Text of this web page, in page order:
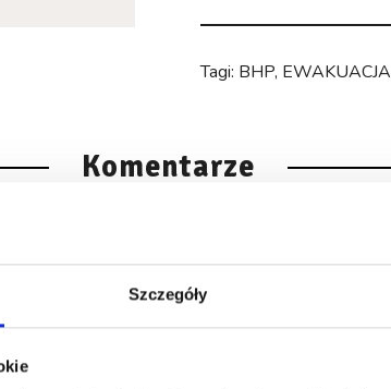
Szczegóły
Tagi: BHP, EWAKUACJA
Komentarze
komentarzy. Skomentuj tą prace jako pierwszy.